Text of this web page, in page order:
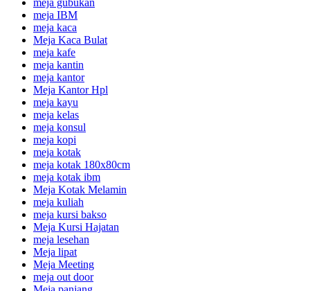
meja IBM
meja kaca
Meja Kaca Bulat
meja kafe
meja kantin
meja kantor
Meja Kantor Hpl
meja kayu
meja kelas
meja konsul
meja kopi
meja kotak
meja kotak 180x80cm
meja kotak ibm
Meja Kotak Melamin
meja kuliah
meja kursi bakso
Meja Kursi Hajatan
meja lesehan
Meja lipat
Meja Meeting
meja out door